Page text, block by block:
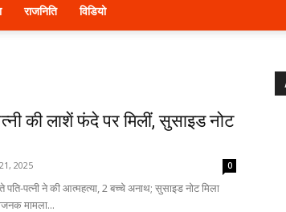
राजनिति विडियो
की लाशें फंदे पर मिलीं, सुसाइड नोट
2025 0
पत्नी ने की आत्महत्या, 2 बच्चे अनाथ; सुसाइड नोट मिला
मामला...